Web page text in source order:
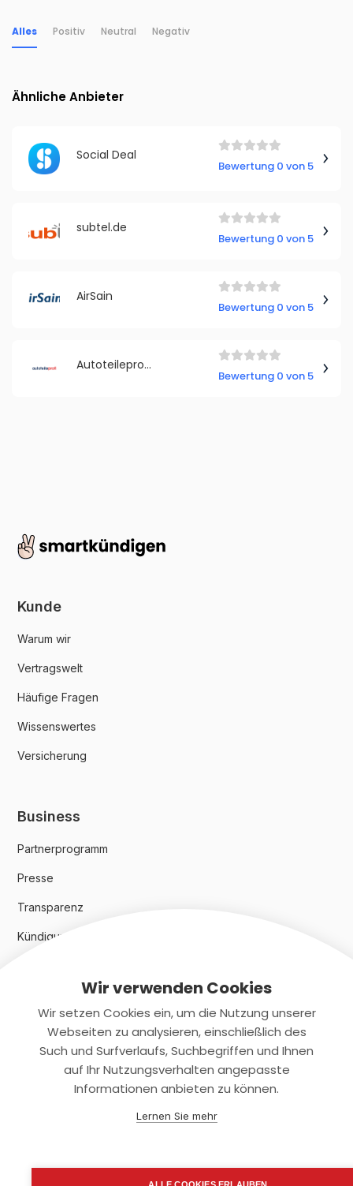
Alles Positiv Neutral Negativ
Ähnliche Anbieter
Social Deal
Bewertung 0 von 5
subtel.de
Bewertung 0 von 5
AirSain
Bewertung 0 von 5
Autoteileprofi Deutschland
Bewertung 0 von 5
Kunde
Warum wir
Vertragswelt
Häufige Fragen
Wissenswertes
Versicherung
Business
Partnerprogramm
Presse
Transparenz
Kündigungsindex 2024
Rechtliches
Datenschutz
Wir verwenden Cookies
Wir setzen Cookies ein, um die Nutzung unserer
Webseiten zu analysieren, einschließlich des
Such und Surfverlaufs, Suchbegriffen und Ihnen
auf Ihr Nutzungsverhalten angepasste
Informationen anbieten zu können.
Lernen Sie mehr